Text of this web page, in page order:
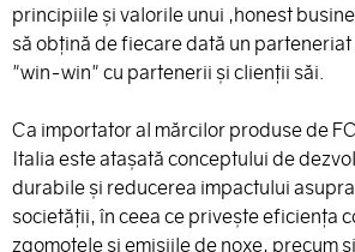
principiile şi valorile unui „honest
să obţină de fiecare dată un
"win-win" cu partenerii şi clienţii săi.
Ca importator al mărcilor produse de
Italia este ataşată conceptului de
durabile şi reducerea impactului
societăţii, în ceea ce priveşte eficienţa
zgomotele şi emisiile de noxe, precum